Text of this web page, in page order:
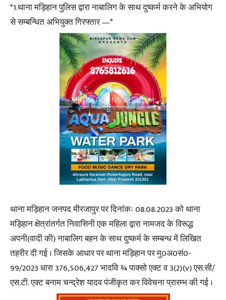
*1.थाना मड़िहान पुलिस द्वारा नाबालिग के साथ दुष्कर्म करने के अभियोग
से सम्बन्धित अभियुक्त गिरफ्तार —*
थाना मड़िहान जनपद मीरजापुर पर दिनांकः 08.08.2023 को थाना
मड़िहान क्षेत्रांतर्गत निवासिनी एक महिला द्वारा नामजद के विरूद्ध
अपनी(वादी की) नाबालिग बहन के साथ दुष्कर्म के सम्बन्ध में लिखित
तहरीर दी गई । जिसके आधार पर थाना मड़िहान पर मु0अ0सं0-
99/2023 धारा 376,506,427 भादवि ¾ पाक्सो एक्ट व 3(2)(v) एस.सी/
एस.टी. एक्ट बनाम चन्द्रेश यादव पंजीकृत कर विवेचना प्रारम्भ की गई ।